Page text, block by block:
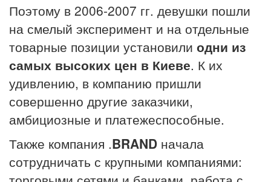
Поэтому в 2006-2007 гг. девушки пошли
на смелый эксперимент и на отдельные
товарные позиции установили одни из
самых высоких цен в Киеве. К их
удивлению, в компанию пришли
совершенно другие заказчики,
амбициозные и платежеспособные.
Также компания .BRAND начала
сотрудничать с крупными компаниями: